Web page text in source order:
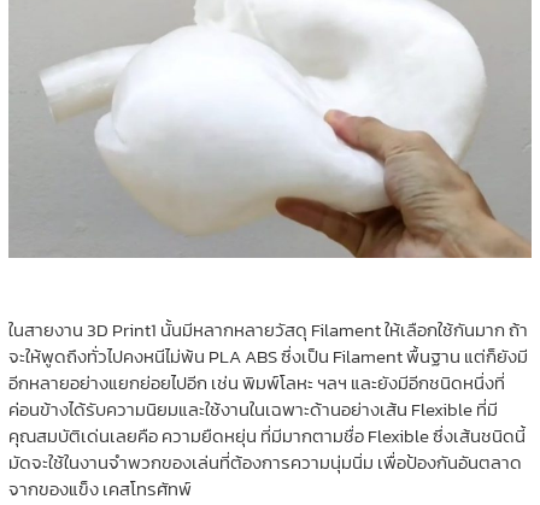
ในสายงาน 3D Print1 นั้นมีหลากหลายวัสดุ Filament ให้เลือกใช้กันมาก ถ้า
จะให้พูดถึงทั่วไปคงหนีไม่พ้น PLA ABS ซึ่งเป็น Filament พื้นฐาน แต่ก็ยังมี
อีกหลายอย่างแยกย่อยไปอีก เช่น พิมพ์โลหะ ฯลฯ และยังมีอีกชนิดหนึ่งที่
ค่อนข้างได้รับความนิยมและใช้งานในเฉพาะด้านอย่างเส้น Flexible ที่มี
คุณสมบัติเด่นเลยคือ ความยืดหยุ่น ที่มีมากตามชื่อ Flexible ซึ่งเส้นชนิดนี้
มัดจะใช้ในงานจำพวกของเล่นที่ต้องการความนุ่มนิ่ม เพื่อป้องกันอันตลาด
จากของแข็ง เคสโทรศัทพ์